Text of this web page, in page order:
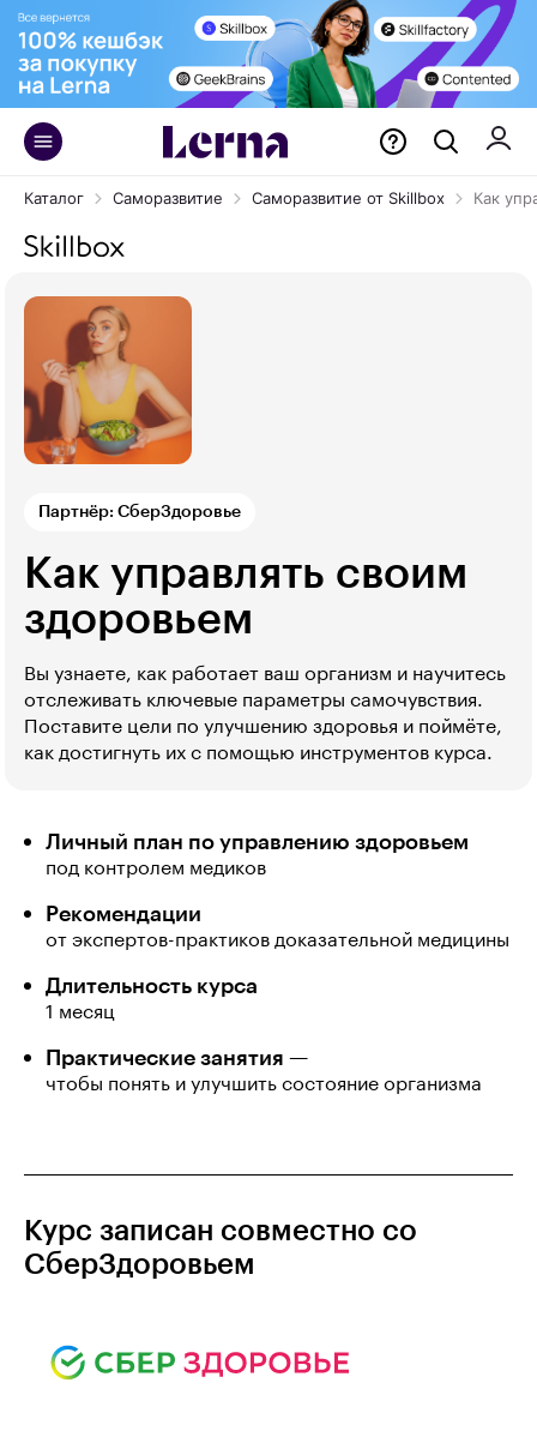
Каталог Саморазвитие Саморазвитие от Skillbox Как
Партнёр: СберЗдоровье
Как управлять своим
здоровьем
Вы узнаете, как работает ваш организм и научитесь
отслеживать ключевые параметры самочувствия.
Поставите цели по улучшению здоровья и поймёте,
как достигнуть их с помощью инструментов курса.
Личный план по управлению здоровьем
под контролем медиков
Рекомендации
от экспертов-практиков доказательной медицины
Длительность курса
1 месяц
Практические занятия —
чтобы понять и улучшить состояние организма
Курс записан совместно со
СберЗдоровьем